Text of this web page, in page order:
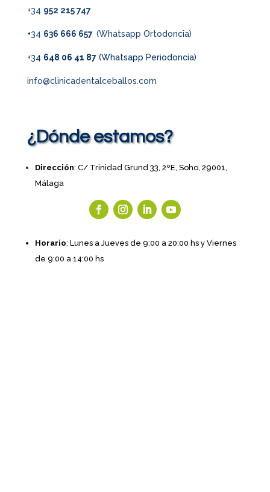
+34 952 215 747
+34 636 666 657 (Whatsapp Ortodoncia)
+34 648 06 41 87(Whatsapp Periodoncia)
info@clinicadentalceballos.com
¿Dónde estamos?
Dirección: C/ Trinidad Grund 33, 2ºE, Soho, 29001,
Málaga
Horario: Lunes a Jueves de 9:00 a 20:00 hs y Viernes
de 9:00 a 14:00 hs